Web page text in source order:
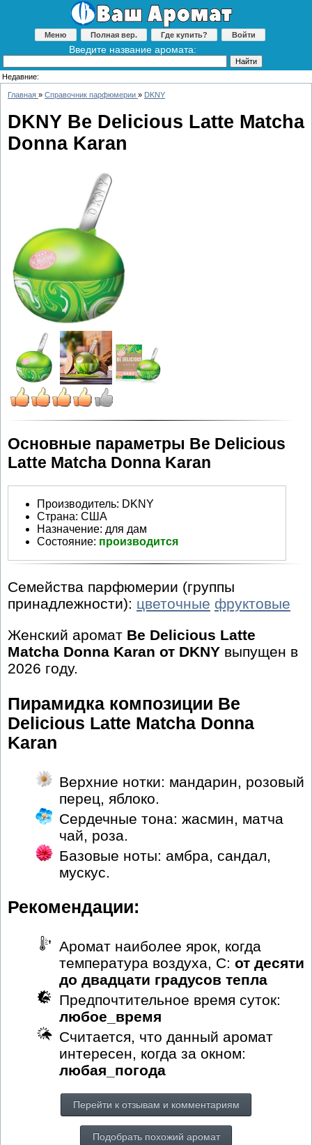
Меню Полная вер. Где купить? Войти
Введите название аромата:
Недавние:
Главная » Справочник парфюмерии » DKNY
DKNY Be Delicious Latte Matcha
Donna Karan
Основные параметры Be Delicious
Latte Matcha Donna Karan
Производитель: DKNY
Страна: США
Назначение: для дам
Состояние: производится
Семейства парфюмерии (группы
принадлежности): цветочные фруктовые
Женский аромат Be Delicious Latte
Matcha Donna Karan от DKNY выпущен в
2026 году.
Пирамидка композиции Be
Delicious Latte Matcha Donna
Karan
Верхние нотки: мандарин, розовый
перец, яблоко.
Сердечные тона: жасмин, матча
чай, роза.
Базовые ноты: амбра, сандал,
мускус.
Рекомендации:
Аромат наиболее ярок, когда
температура воздуха, С: от десяти
до двадцати градусов тепла
Предпочтительное время суток:
любое_время
Считается, что данный аромат
интересен, когда за окном:
любая_погода
Перейти к отзывам и комментариям
Подобрать похожий аромат